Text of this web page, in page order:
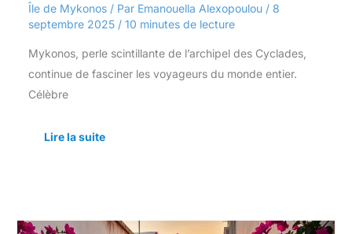
Île de Mykonos/ Par Emanouella Alexopoulou / 8
septembre 2025 / 10 minutes de lecture
Mykonos, perle scintillante de l’archipel des Cyclades,
continue de fasciner les voyageurs du monde entier.
Célèbre
Lire la suite